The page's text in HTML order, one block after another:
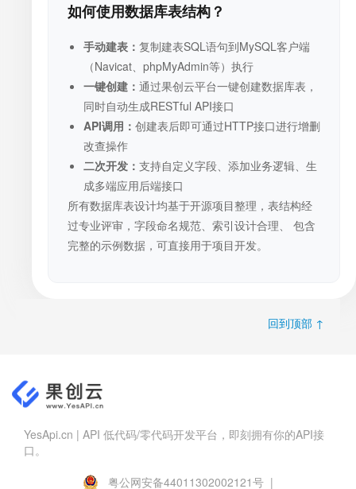
如何使用数据库表结构？
手动建表： 复制建表SQL语句到MySQL客户端
（Navicat、phpMyAdmin等）执行
一键创建： 通过果创云平台一键创建数据库表，
同时自动生成RESTful API接口
API调用： 创建表后即可通过HTTP接口进行增删
改查操作
二次开发： 支持自定义字段、添加业务逻辑、生
成多端应用后端接口
所有数据库表设计均基于开源项目整理，表结构经
过专业评审，字段命名规范、索引设计合理、 包含
完整的示例数据，可直接用于项目开发。
回到顶部 ↑
YesApi.cn | API 低代码/零代码开发平台，即刻拥有你的API接
口。
粤公网安备44011302002121号 |